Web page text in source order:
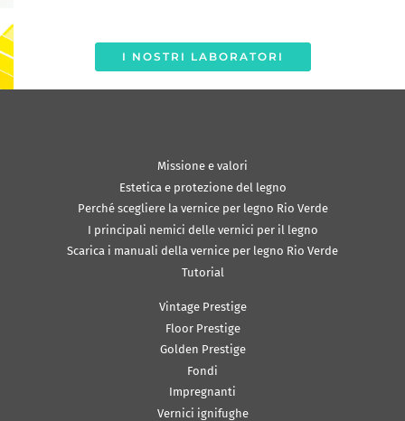
I NOSTRI LABORATORI
Missione e valori
Estetica e protezione del legno
Perché scegliere la vernice per legno Rio Verde
I principali nemici delle vernici per il legno
Scarica i manuali della vernice per legno Rio Verde
Tutorial
Vintage Prestige
Floor Prestige
Golden Prestige
Fondi
Impregnanti
Vernici ignifughe